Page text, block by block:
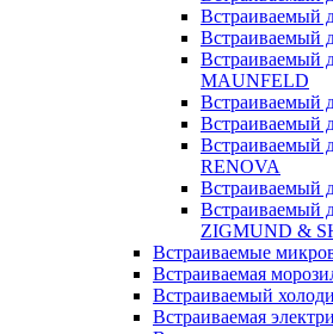
Встраиваемый
Встраиваемый
Встраиваемый
MAUNFELD
Встраиваемый
Встраиваемый
Встраиваемый
RENOVA
Встраиваемый
Встраиваемый
ZIGMUND &
Встраиваемые
Встраиваемая
Встраиваемый
Встраиваемая